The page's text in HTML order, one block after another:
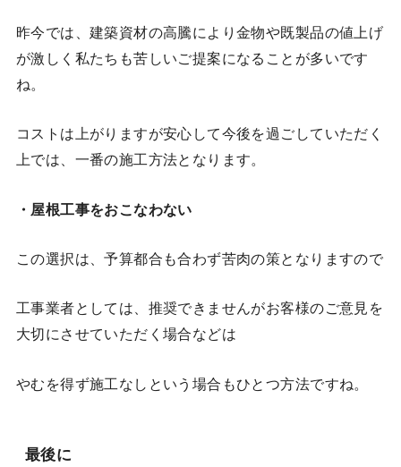
昨今では、建築資材の高騰により金物や既製品の値上げ
が激しく私たちも苦しいご提案になることが多いです
ね。
コストは上がりますが安心して今後を過ごしていただく
上では、一番の施工方法となります。
・屋根工事をおこなわない
この選択は、予算都合も合わず苦肉の策となりますので
工事業者としては、推奨できませんがお客様のご意見を
大切にさせていただく場合などは
やむを得ず施工なしという場合もひとつ方法ですね。
最後に